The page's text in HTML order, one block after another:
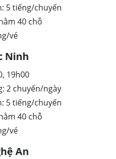
5 tiếng/chuyến
40 chỗ
vé
Ninh
19h00
2 chuyến/ngày
5 tiếng/chuyến
40 chỗ
vé
An